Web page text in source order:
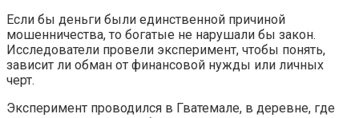
Если бы деньги были единственной причиной
мошенничества, то богатые не нарушали бы закон.
Исследователи провели эксперимент, чтобы понять,
зависит ли обман от финансовой нужды или личных
черт.
Эксперимент проводился в Гватемале, в деревне, где